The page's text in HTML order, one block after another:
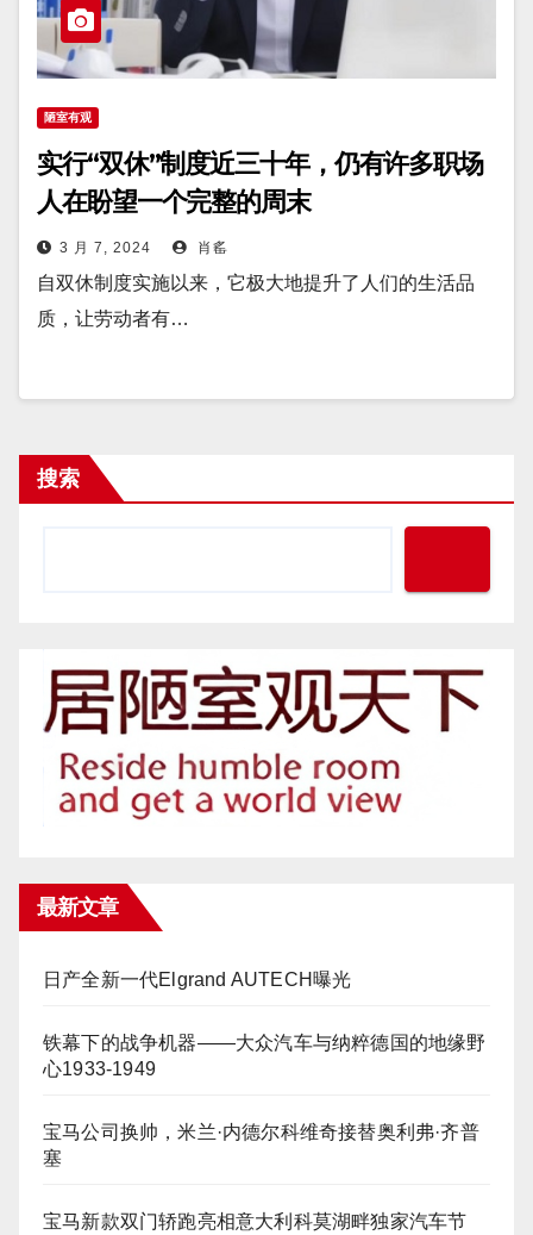
陋室有观
实行“双休”制度近三十年，仍有许多职场
人在盼望一个完整的周末
3 月 7, 2024 肖䍃
自双休制度实施以来，它极大地提升了人们的生活品
质，让劳动者有…
搜索
最新文章
日产全新一代Elgrand AUTECH曝光
铁幕下的战争机器——大众汽车与纳粹德国的地缘野
心1933-1949
宝马公司换帅，米兰·内德尔科维奇接替奥利弗·齐普
塞
宝马新款双门轿跑亮相意大利科莫湖畔独家汽车节